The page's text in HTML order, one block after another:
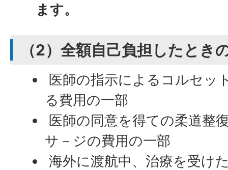
ます。
（2）全額自己負担したとき
医師の指示によるコルセッ
る費用の一部
医師の同意を得ての柔道整
サ－ジの費用の一部
海外に渡航中、治療を受け